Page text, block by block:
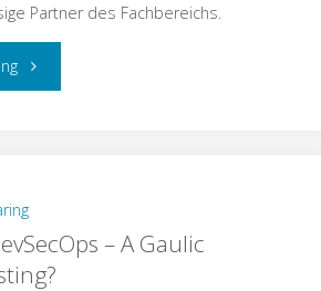
Partner des Fachbereichs.
"Testschnack:
und
der
– A Gaulic